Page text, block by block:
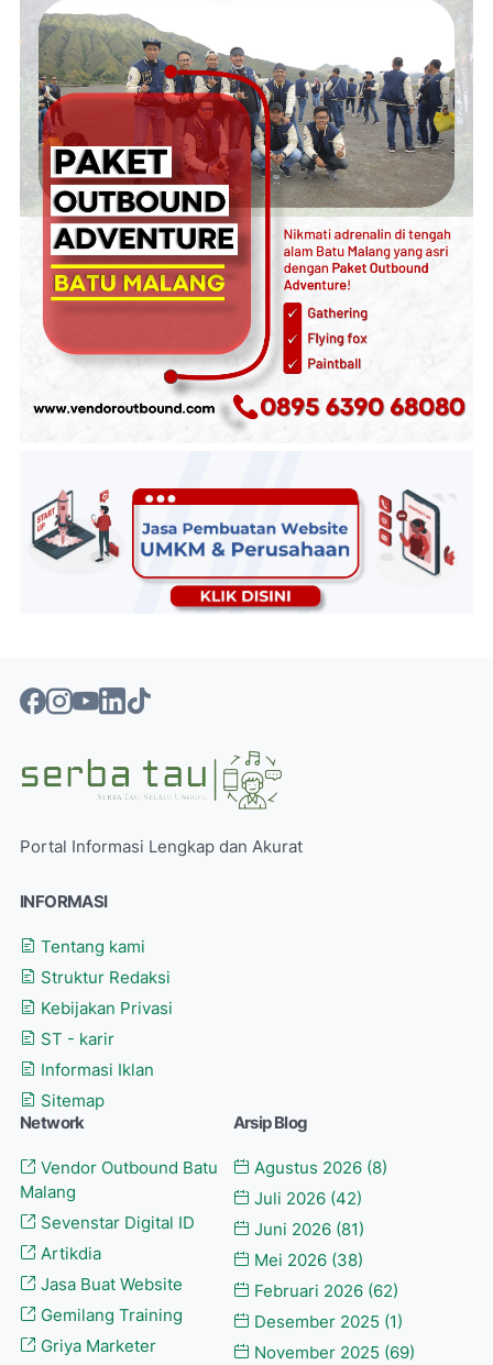
Portal Informasi Lengkap dan Akurat
INFORMASI
Tentang kami
Struktur Redaksi
Kebijakan Privasi
ST - karir
Informasi Iklan
Sitemap
Network
Vendor Outbound Batu
Malang
Sevenstar Digital ID
Artikdia
Jasa Buat Website
Gemilang Training
Griya Marketer
Arsip Blog
Agustus 2026 (8)
Juli 2026 (42)
Juni 2026 (81)
Mei 2026 (38)
Februari 2026 (62)
Desember 2025 (1)
November 2025 (69)